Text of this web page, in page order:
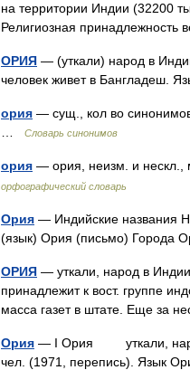
на территории Индии (32200
Религиозная
ОРИЯ — (уткали) народ в
человек живет в Бангладеш.
ория — сущ., кол во
Словарь синонимов
ория — ория, неизм. и
орфографический словарь
Ория — Индийские названия
(язык) Ория (письмо) Города
ОРИЯ — уткали, народ в
принадлежит к вост. группе
масса газет в штате. Еще за
Ория — I Ория уткали, народ
чел. (1971, перепись). Язык